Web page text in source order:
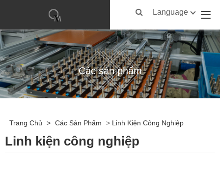
Language
Các sản phẩm
Trang Chủ > Các Sản Phẩm > Linh Kiện Công Nghiệp
Linh kiện công nghiệp